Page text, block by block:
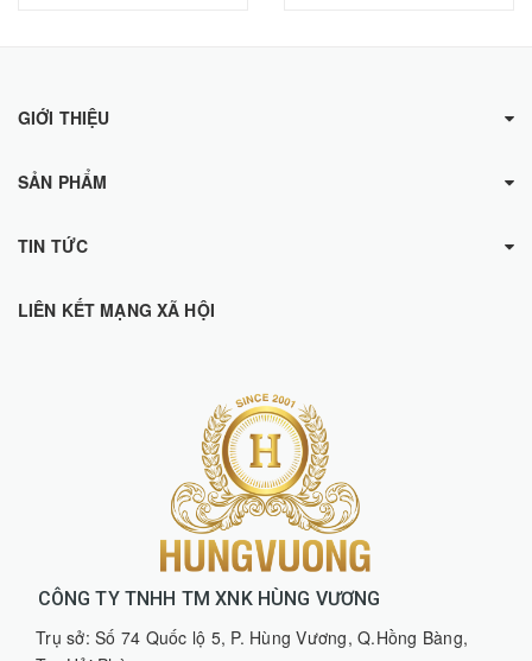
GIỚI THIỆU
SẢN PHẨM
TIN TỨC
LIÊN KẾT MẠNG XÃ HỘI
CÔNG TY TNHH TM XNK HÙNG VƯƠNG
Trụ sở: Số 74 Quốc lộ 5, P. Hùng Vương, Q.Hồng Bàng,